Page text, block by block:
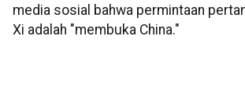
media sosial bahwa permintaan
Xi adalah "membuka China."